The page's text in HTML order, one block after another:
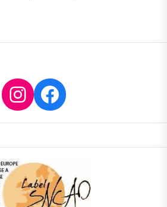
Instagram
Facebook